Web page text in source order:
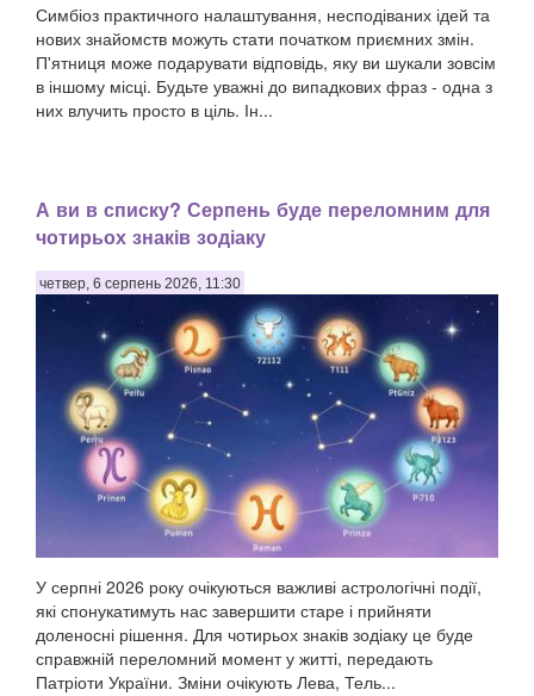
Симбіоз практичного налаштування, несподіваних ідей та
нових знайомств можуть стати початком приємних змін.
П'ятниця може подарувати відповідь, яку ви шукали зовсім
в іншому місці. Будьте уважні до випадкових фраз - одна з
них влучить просто в ціль. Ін...
А ви в списку? Серпень буде переломним для
чотирьох знаків зодіаку
четвер, 6 серпень 2026, 11:30
У серпні 2026 року очікуються важливі астрологічні події,
які спонукатимуть нас завершити старе і прийняти
доленосні рішення. Для чотирьох знаків зодіаку це буде
справжній переломний момент у житті, передають
Патріоти України. Зміни очікують Лева, Тель...